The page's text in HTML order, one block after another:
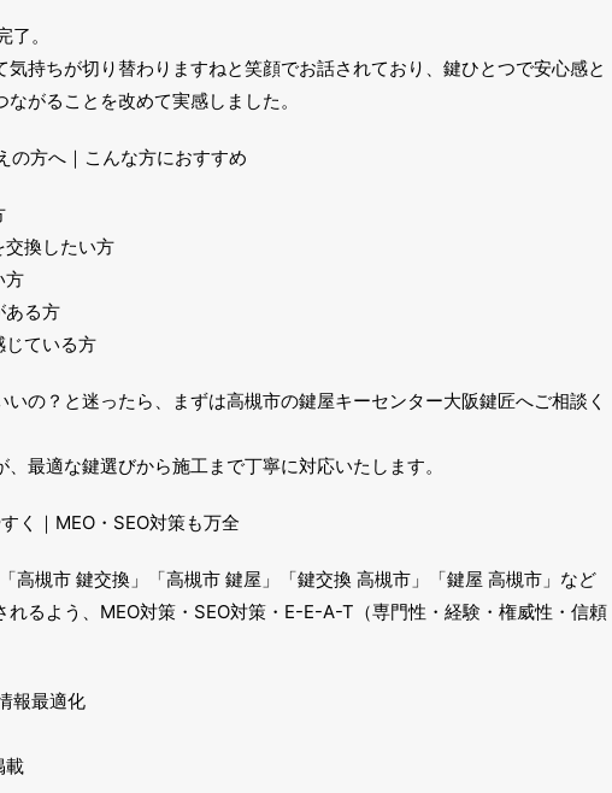
。
気持ちが切り替わりますねと笑顔でお話されており、鍵ひとつで安心感と
がることを改めて実感しました。
の方へ｜こんな方におすすめ
交換したい方
方
ある方
じている方
の？と迷ったら、まずは高槻市の鍵屋キーセンター大阪鍵匠へご相談く
最適な鍵選びから施工まで丁寧に対応いたします。
く｜MEO・SEO対策も万全
高槻市 鍵交換」「高槻市 鍵屋」「鍵交換 高槻市」「鍵屋 高槻市」など
れるよう、MEO対策・SEO対策・E-E-A-T（専門性・経験・権威性・信頼
報最適化
載